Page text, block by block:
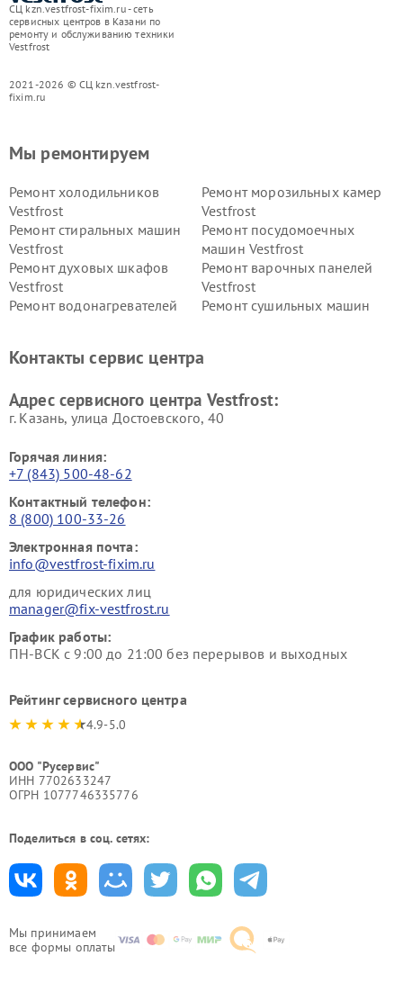
СЦ kzn.vestfrost-fixim.ru - сеть
сервисных центров в Казани по
ремонту и обслуживанию техники
Vestfrost
2021-2026 © СЦ kzn.vestfrost-
fixim.ru
Мы принимаем
все формы оплаты
Мы ремонтируем
Ремонт холодильников
Vestfrost
Ремонт морозильных камер
Vestfrost
Ремонт стиральных машин
Vestfrost
Ремонт посудомоечных
машин Vestfrost
Ремонт духовых шкафов
Vestfrost
Ремонт варочных панелей
Vestfrost
Ремонт водонагревателей
Ремонт сушильных машин
Vestfrost
Контакты сервис центра
Адрес сервисного центра Vestfrost:
г. Казань, улица Достоевского, 40
Горячая линия:
+7 (843) 500-48-62
Контактный телефон:
8 (800) 100-33-26
Электронная почта:
info@vestfrost-fixim.ru
для юридических лиц
manager@fix-vestfrost.ru
График работы:
ПН-ВСК с 9:00 до 21:00 без перерывов и выходных
Рейтинг сервисного центра
4.9-5.0
ООО "Русервис"
ИНН 7702633247
ОГРН 1077746335776
Поделиться в соц. сетях: